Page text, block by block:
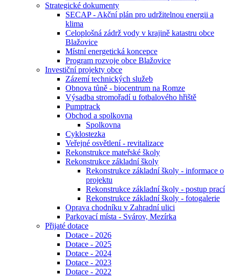
Strategické dokumenty
SECAP - Akční plán pro udržitelnou energii a
klima
Celoplošná zádrž vody v krajině katastru obce
Blažovice
Místní energetická koncepce
Program rozvoje obce Blažovice
Investiční projekty obce
Zázemí technických služeb
Obnova tůně - biocentrum na Romze
Výsadba stromořadí u fotbalového hřiště
Pumptrack
Obchod a spolkovna
Spolkovna
Cyklostezka
Veřejné osvětlení - revitalizace
Rekonstrukce mateřské školy
Rekonstrukce základní školy
Rekonstrukce základní školy - informace o
projektu
Rekonstrukce základní školy - postup prací
Rekonstrukce základní školy - fotogalerie
Oprava chodníku v Zahradní ulici
Parkovací místa - Svárov, Mezírka
Přijaté dotace
Dotace - 2026
Dotace - 2025
Dotace - 2024
Dotace - 2023
Dotace - 2022